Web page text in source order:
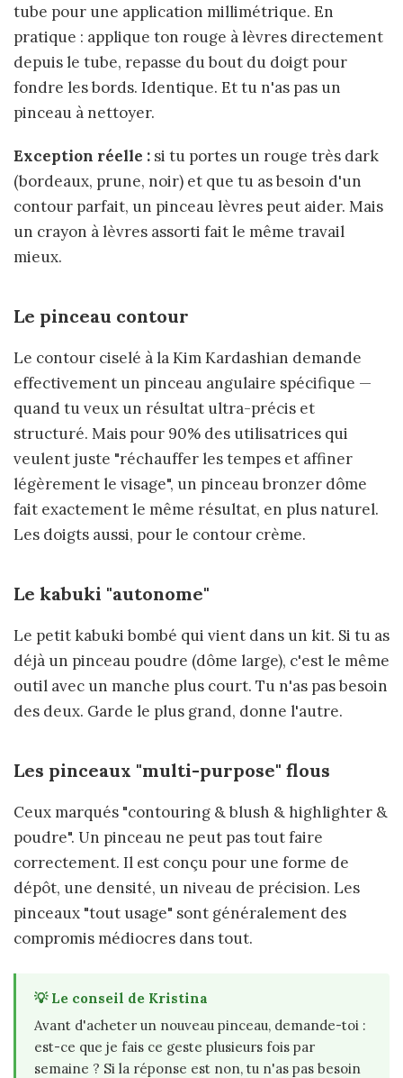
tube pour une application millimétrique. En
pratique : applique ton rouge à lèvres directement
depuis le tube, repasse du bout du doigt pour
fondre les bords. Identique. Et tu n'as pas un
pinceau à nettoyer.
Exception réelle : si tu portes un rouge très dark
(bordeaux, prune, noir) et que tu as besoin d'un
contour parfait, un pinceau lèvres peut aider. Mais
un crayon à lèvres assorti fait le même travail
mieux.
Le pinceau contour
Le contour ciselé à la Kim Kardashian demande
effectivement un pinceau angulaire spécifique —
quand tu veux un résultat ultra-précis et
structuré. Mais pour 90% des utilisatrices qui
veulent juste "réchauffer les tempes et affiner
légèrement le visage", un pinceau bronzer dôme
fait exactement le même résultat, en plus naturel.
Les doigts aussi, pour le contour crème.
Le kabuki "autonome"
Le petit kabuki bombé qui vient dans un kit. Si tu as
déjà un pinceau poudre (dôme large), c'est le même
outil avec un manche plus court. Tu n'as pas besoin
des deux. Garde le plus grand, donne l'autre.
Les pinceaux "multi-purpose" flous
Ceux marqués "contouring & blush & highlighter &
poudre". Un pinceau ne peut pas tout faire
correctement. Il est conçu pour une forme de
dépôt, une densité, un niveau de précision. Les
pinceaux "tout usage" sont généralement des
compromis médiocres dans tout.
💡 Le conseil de Kristina
Avant d'acheter un nouveau pinceau, demande-toi :
est-ce que je fais ce geste plusieurs fois par
semaine ? Si la réponse est non, tu n'as pas besoin